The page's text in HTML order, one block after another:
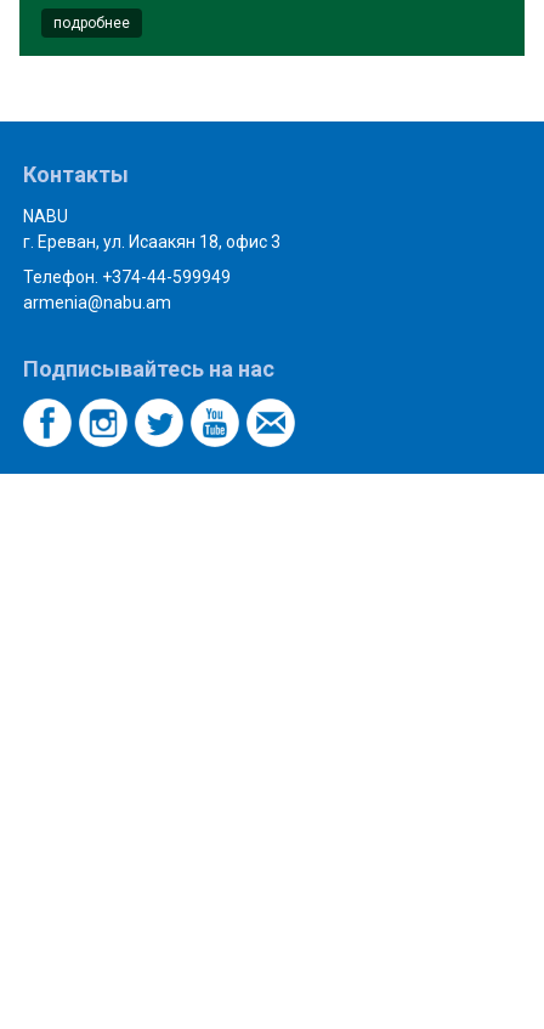
подробнее
Контакты
NABU
г. Ереван, ул. Исаакян 18, офис 3
Телефон. +374-44-599949
armenia@nabu.am
Подписывайтесь на нас